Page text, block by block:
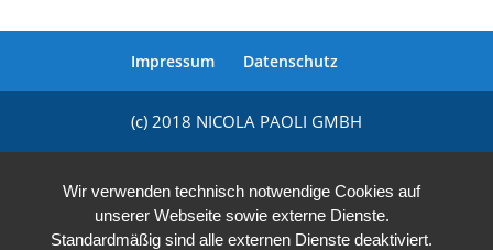
Impressum Datenschutz
(c) 2018 NICOLA PAOLI GMBH
Wir verwenden technisch notwendige Cookies auf
unserer Webseite sowie externe Dienste.
Standardmäßig sind alle externen Dienste deaktiviert.